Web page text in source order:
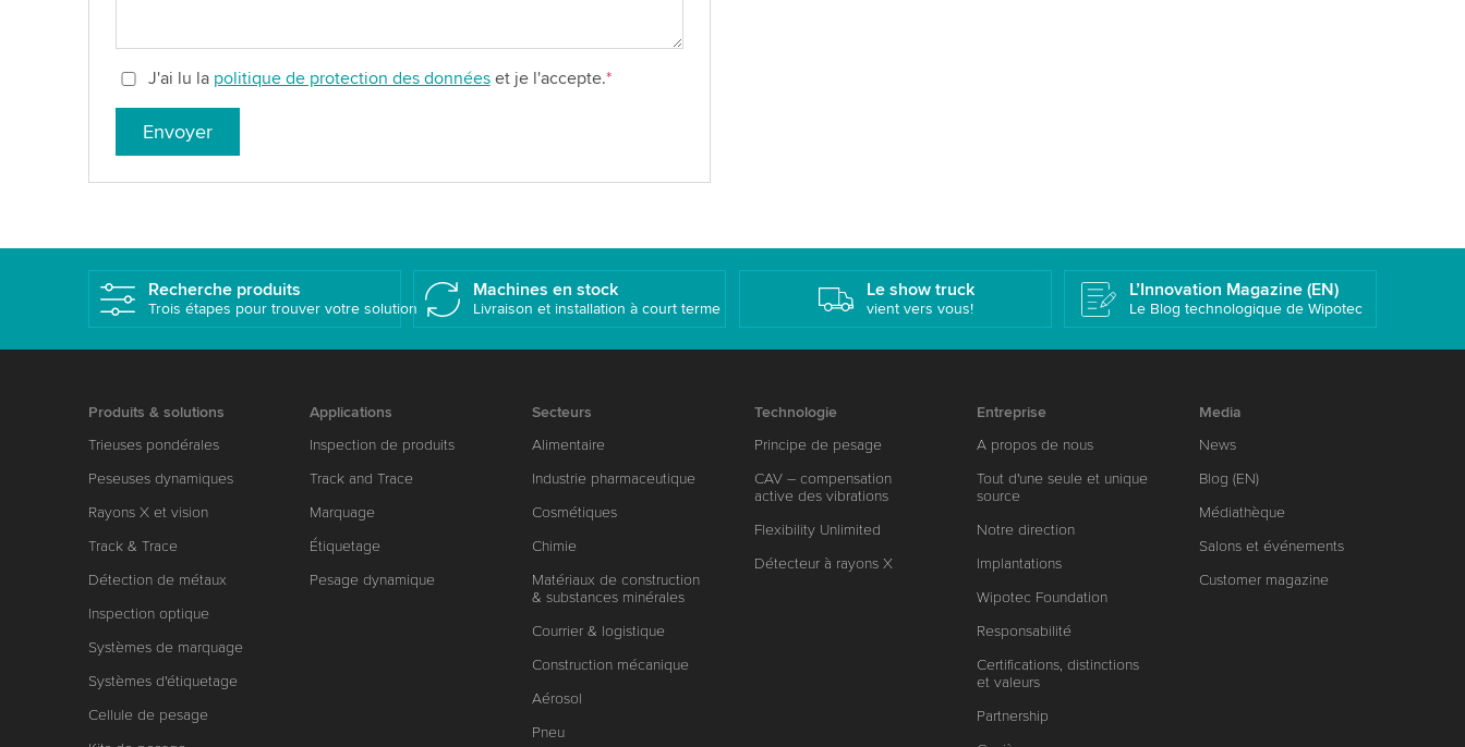
J'ai lu la politique de protection des donnéeset je l'accepte.*
Envoyer
Recherche produits
Trois étapes pour trouver votre solution
Machines en stock
Livraison et installation à court terme
Le show truck
vient vers vous!
L’Innovation Magazine (EN)
Le Blog technologique de Wipotec
Produits & solutions
Trieuses pondérales
Peseuses dynamiques
Rayons X et vision
Track & Trace
Détection de métaux
Inspection optique
Systèmes de marquage
Systèmes d'étiquetage
Cellule de pesage
Applications
Inspection de produits
Track and Trace
Marquage
Étiquetage
Pesage dynamique
Secteurs
Alimentaire
Industrie pharmaceutique
Cosmétiques
Chimie
Matériaux de construction
& substances minérales
Courrier & logistique
Construction mécanique
Aérosol
Pneu
Technologie
Principe de pesage
CAV – compensation
active des vibrations
Flexibility Unlimited
Détecteur à rayons X
Entreprise
A propos de nous
Tout d'une seule et unique
source
Notre direction
Implantations
Wipotec Foundation
Responsabilité
Certifications, distinctions
et valeurs
Partnership
Media
News
Blog (EN)
Médiathèque
Salons et événements
Customer magazine